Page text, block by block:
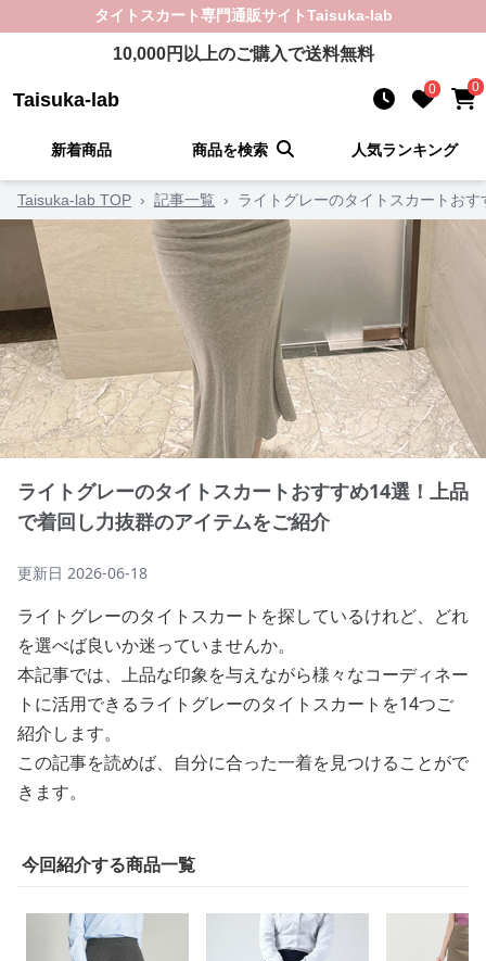
タイトスカート専門通販サイトTaisuka-lab
10,000円以上のご購入で送料無料
Taisuka-lab 0 0
新着商品 商品を検索 人気ランキング
Taisuka-lab TOP › 記事一覧 › ライトグレーのタイトスカートお
ライトグレーのタイトスカートおすすめ14選！上品
で着回し力抜群のアイテムをご紹介
更新日 2026-06-18
ライトグレーのタイトスカートを探しているけれど、どれ
を選べば良いか迷っていませんか。
本記事では、上品な印象を与えながら様々なコーディネー
トに活用できるライトグレーのタイトスカートを14つご
紹介します。
この記事を読めば、自分に合った一着を見つけることがで
きます。
今回紹介する商品一覧